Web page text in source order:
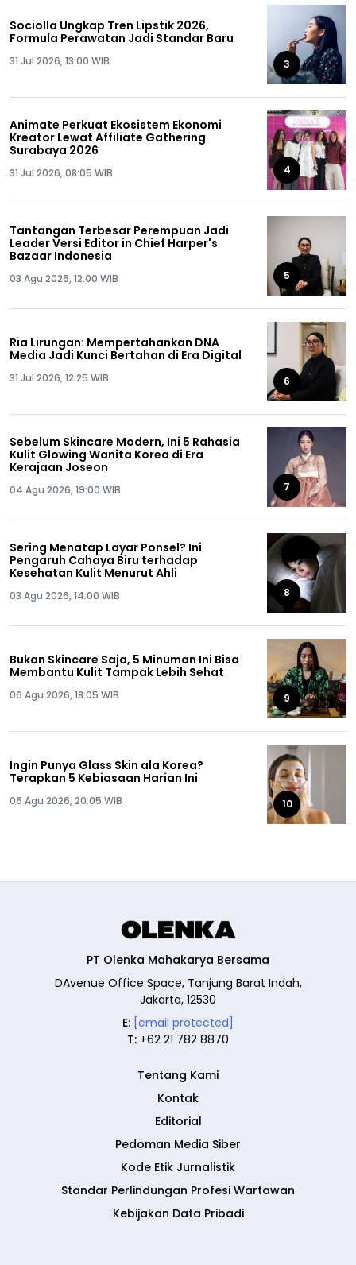
Sociolla Ungkap Tren Lipstik 2026,
Formula Perawatan Jadi Standar Baru
31 Jul 2026, 13:00 WIB 3
Animate Perkuat Ekosistem Ekonomi
Kreator Lewat Affiliate Gathering
Surabaya 2026
31 Jul 2026, 08:05 WIB 4
Tantangan Terbesar Perempuan Jadi
Leader Versi Editor in Chief Harper's
Bazaar Indonesia
03 Agu 2026, 12:00 WIB 5
Ria Lirungan: Mempertahankan DNA
Media Jadi Kunci Bertahan di Era Digital
31 Jul 2026, 12:25 WIB 6
Sebelum Skincare Modern, Ini 5 Rahasia
Kulit Glowing Wanita Korea di Era
Kerajaan Joseon
04 Agu 2026, 19:00 WIB 7
Sering Menatap Layar Ponsel? Ini
Pengaruh Cahaya Biru terhadap
Kesehatan Kulit Menurut Ahli
03 Agu 2026, 14:00 WIB 8
Bukan Skincare Saja, 5 Minuman Ini Bisa
Membantu Kulit Tampak Lebih Sehat
06 Agu 2026, 18:05 WIB 9
Ingin Punya Glass Skin ala Korea?
Terapkan 5 Kebiasaan Harian Ini
06 Agu 2026, 20:05 WIB 10
PT Olenka Mahakarya Bersama
DAvenue Office Space, Tanjung Barat Indah,
Jakarta, 12530
E: [email protected]
T: +62 21 782 8870
Tentang Kami
Kontak
Editorial
Pedoman Media Siber
Kode Etik Jurnalistik
Standar Perlindungan Profesi Wartawan
Kebijakan Data Pribadi